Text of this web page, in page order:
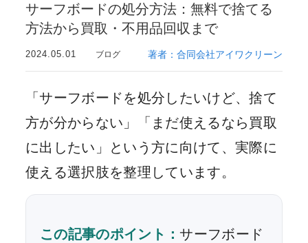
サーフボードの処分方法：無料で捨てる
方法から買取・不用品回収まで
2024.05.01 ブログ 著者：合同会社アイワクリーン
「サーフボードを処分したいけど、捨て
方が分からない」「まだ使えるなら買取
に出したい」という方に向けて、実際に
使える選択肢を整理しています。
この記事のポイント： サーフボード